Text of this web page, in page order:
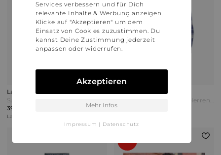
Lands' End
39,99 €
Lands' End | Versand: 6,95 €
22,00 €
Services verbessern und für Dich
relevante Inhalte & Werbung anzeigen.
Klicke auf "Akzeptieren" um dem
Einsatz von Cookies zuzustimmen. Du
kannst Deine Zustimmung jederzeit
anpassen oder widerrufen.
Akzeptieren
Mehr Infos
Impressum | Datenschutz